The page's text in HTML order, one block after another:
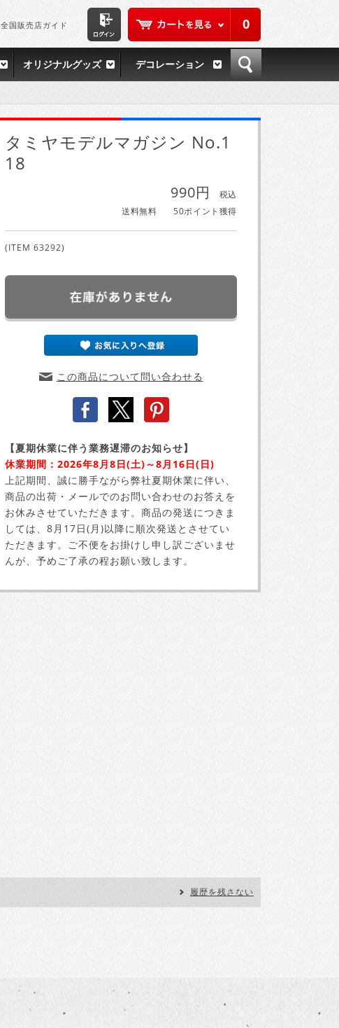
0
全国販売店ガイド
オリジナルグッズ デコレーション
タミヤモデルマガジン No.1
18
990円
税込
送料無料
50ポイント獲得
(ITEM 63292)
この商品について問い合わせる
【夏期休業に伴う業務遅滞のお知らせ】
休業期間：2026年8月8日(土)～8月16日(日)
上記期間、誠に勝手ながら弊社夏期休業に伴い、
商品の出荷・メールでのお問い合わせのお答えを
お休みさせていただきます。商品の発送につきま
しては、8月17日(月)以降に順次発送とさせてい
ただきます。ご不便をお掛けし申し訳ございませ
んが、予めご了承の程お願い致します。
履歴を残さない